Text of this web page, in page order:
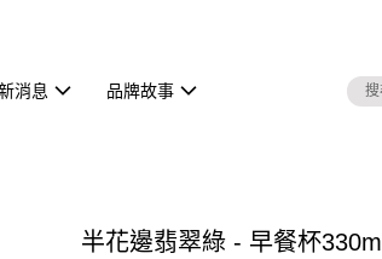
消息 品牌故事
半花邊翡翠綠 - 早餐杯330ml